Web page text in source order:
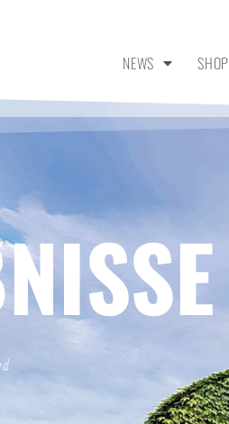
NEWS SHOP